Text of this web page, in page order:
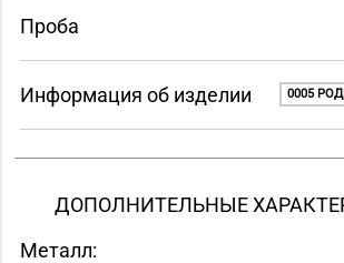
Проба
Информация об изделии 0005
ДОПОЛНИТЕЛЬНЫЕ
Металл: